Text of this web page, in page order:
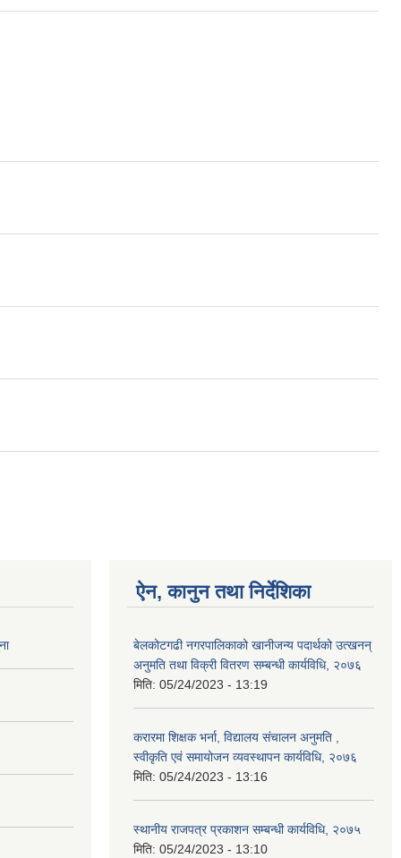
ऐन, कानुन तथा निर्देशिका
बेलकोटगढी नगरपालिकाको खानीजन्य पदार्थको उत्खनन्
अनुमति तथा विक्री वितरण सम्बन्धी कार्यविधि, २०७६
मिति: 05/24/2023 - 13:19
करारमा शिक्षक भर्ना, विद्यालय संचालन अनुमति ,
स्वीकृति एवं समायोजन व्यवस्थापन कार्यविधि, २०७६
मिति: 05/24/2023 - 13:16
स्थानीय राजपत्र प्रकाशन सम्बन्धी कार्यविधि, २०७५
मिति: 05/24/2023 - 13:10